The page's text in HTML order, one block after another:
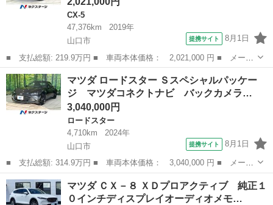
CX-5
47,376km
2019年
山口市
提携サイト 8月1日
■ 支払総額: 219.9万円 ■ 車両本体価格： 2,021,000 円 ■ メーカ
ー名： マツダ ■ 車種名： ＣＸ－５ ■ グレード名： ＸＤ Ｌ
パッケージ マツダコネクトナビ バックカメラ 黒革シート パワ
ーシート...
山口 山口市 CX-5
マツダ ロードスター Ｓスペシャルパッケー
ジ マツダコネクトナビ バックカメラ…
3,040,000円
ロードスター
4,710km
2024年
山口市
提携サイト 8月1日
■ 支払総額: 314.9万円 ■ 車両本体価格： 3,040,000 円 ■ メーカ
ー名： マツダ ■ 車種名： ロードスター ■ グレード名： Ｓス
ペシャルパッケージ マツダコネクトナビ バックカメラ スマート
ブレーキ...
山口 山口市 ロードスター
マツダ ＣＸ－８ ＸＤプロアクティブ 純正１
０インチディスプレイオーディオメモ…